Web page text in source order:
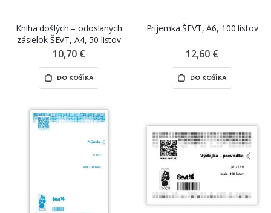
Kniha došlých – odoslaných
zásielok ŠEVT, A4, 50 listov
10,70 €
DO KOŠÍKA
Príjemka ŠEVT, A6, 100 listov
12,60 €
DO KOŠÍKA